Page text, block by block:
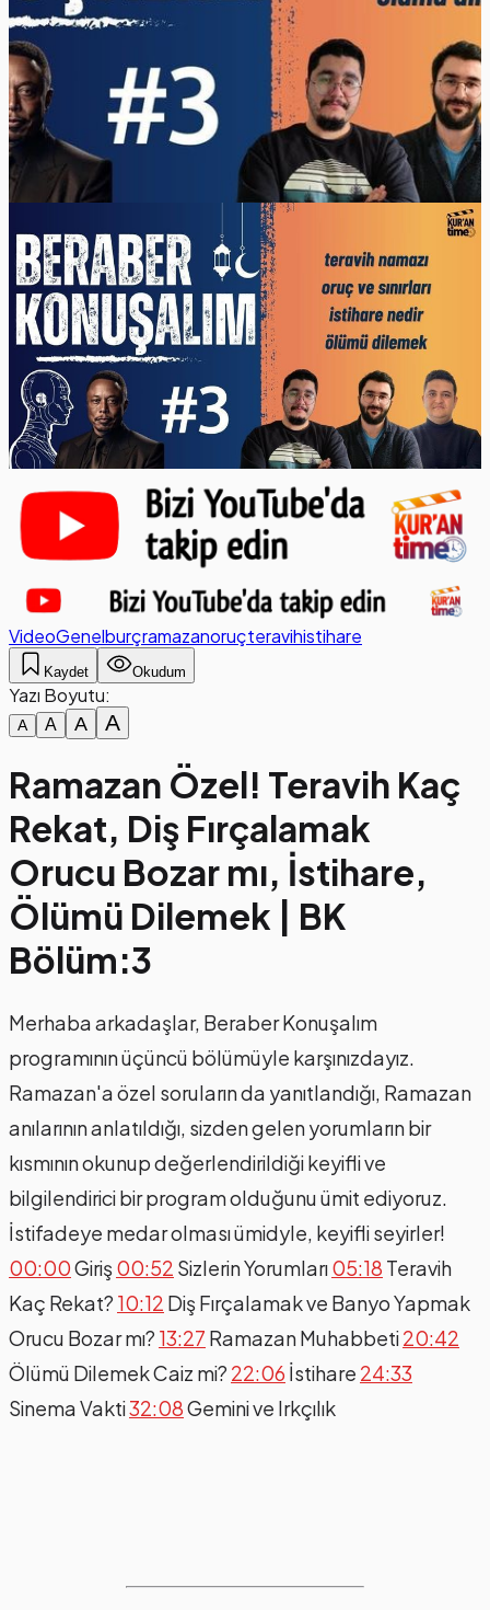
VideoGenelburçramazanoruçteravihistihare
Kaydet Okudum
Yazı Boyutu:
A A A A
Ramazan Özel! Teravih Kaç
Rekat, Diş Fırçalamak
Orucu Bozar mı, İstihare,
Ölümü Dilemek | BK
Bölüm:3
Merhaba arkadaşlar, Beraber Konuşalım
programının üçüncü bölümüyle karşınızdayız.
Ramazan'a özel soruların da yanıtlandığı, Ramazan
anılarının anlatıldığı, sizden gelen yorumların bir
kısmının okunup değerlendirildiği keyifli ve
bilgilendirici bir program olduğunu ümit ediyoruz.
İstifadeye medar olması ümidyle, keyifli seyirler!
00:00Giriş00:52 Sizlerin Yorumları05:18 Teravih
Kaç Rekat? 10:12 Diş Fırçalamak ve Banyo Yapmak
Orucu Bozar mı? 13:27 Ramazan Muhabbeti20:42
Ölümü Dilemek Caiz mi? 22:06 İstihare 24:33
Sinema Vakti32:08Gemini ve Irkçılık